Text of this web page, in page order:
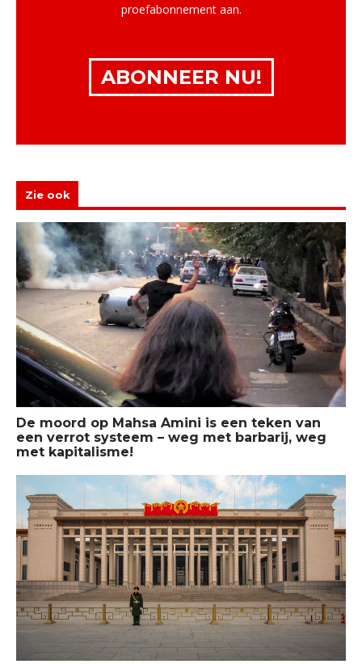
proefabonnement aan.
ABONNEER NU!
Zie ook
De moord op Mahsa Amini is een teken van
een verrot systeem – weg met barbarij, weg
met kapitalisme!